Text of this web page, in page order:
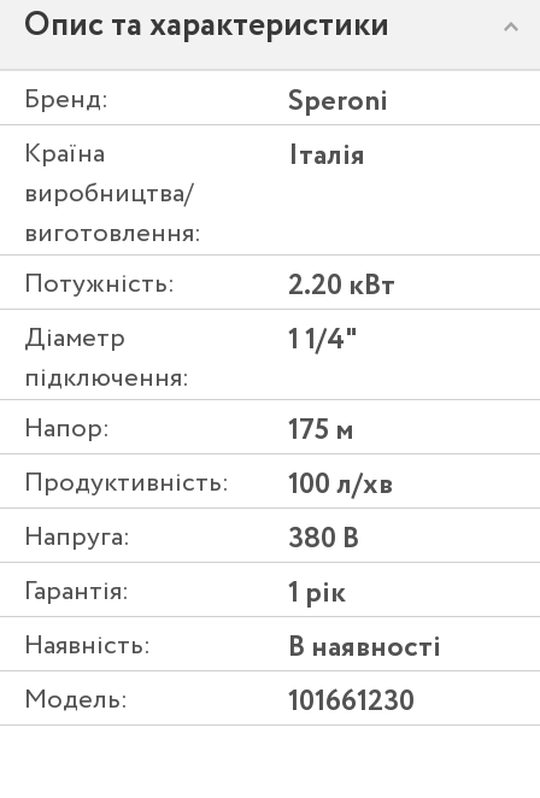
Опис та характеристики
Бренд: Speroni
Країна
виробництва/
виготовлення:
Італія
Потужність: 2.20 кВт
Діаметр
підключення:
1 1/4"
Напор: 175 м
Продуктивність: 100 л/хв
Напруга: 380 В
Гарантія: 1 рік
Наявність: В наявності
Модель: 101661230